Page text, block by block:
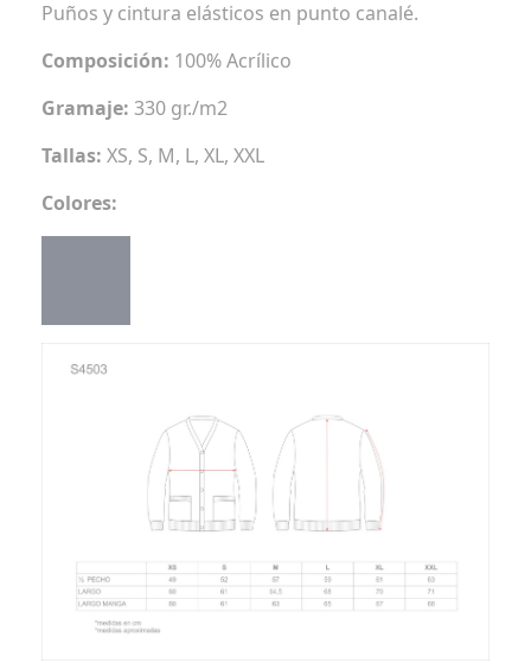
Puños y cintura elásticos en punto canalé.
Composición: 100% Acrílico
Gramaje: 330 gr./m2
Tallas: XS, S, M, L, XL, XXL
Colores: